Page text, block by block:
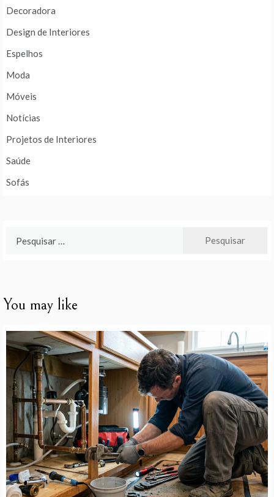
Decoradora
Design de Interiores
Espelhos
Moda
Móveis
Notícias
Projetos de Interiores
Saúde
Sofás
You may like